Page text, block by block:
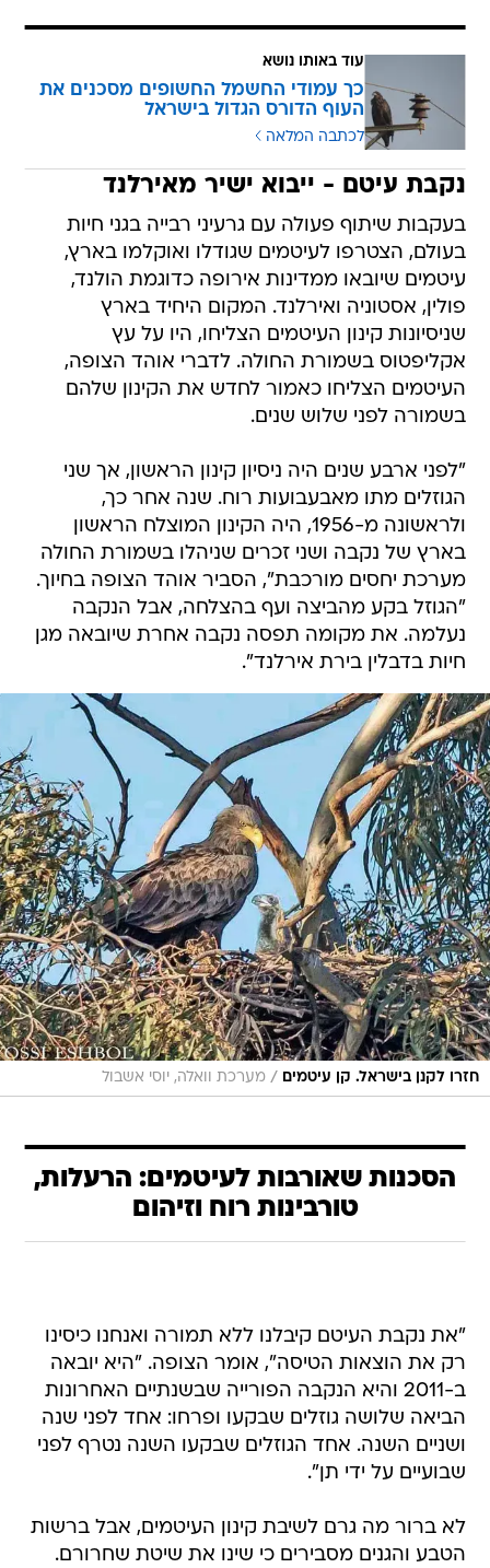
עוד באותו נושא
כך עמודי החשמל החשופים מסכנים את
העוף הדורס הגדול בישראל
לכתבה המלאה
נקבת עיטם - ייבוא ישיר מאירלנד
בעקבות שיתוף פעולה עם גרעיני רבייה בגני חיות
בעולם, הצטרפו לעיטמים שגודלו ואוקלמו בארץ,
עיטמים שיובאו ממדינות אירופה כדוגמת הולנד,
פולין, אסטוניה ואירלנד. המקום היחיד בארץ
שניסיונות קינון העיטמים הצליחו, היו על עץ
אקליפטוס בשמורת החולה. לדברי אוהד הצופה,
העיטמים הצליחו כאמור לחדש את הקינון שלהם
בשמורה לפני שלוש שנים.
"לפני ארבע שנים היה ניסיון קינון הראשון, אך שני
הגוזלים מתו מאבעבועות רוח. שנה אחר כך,
ולראשונה מ-1956, היה הקינון המוצלח הראשון
בארץ של נקבה ושני זכרים שניהלו בשמורת החולה
מערכת יחסים מורכבת", הסביר אוהד הצופה בחיוך.
"הגוזל בקע מהביצה ועף בהצלחה, אבל הנקבה
נעלמה. את מקומה תפסה נקבה אחרת שיובאה מגן
חיות בדבלין בירת אירלנד".
חזרו לקנן בישראל. קן עיטמים / מערכת וואלה, יוסי אשבול
הסכנות שאורבות לעיטמים: הרעלות,
טורבינות רוח וזיהום
"את נקבת העיטם קיבלנו ללא תמורה ואנחנו כיסינו
רק את הוצאות הטיסה", אומר הצופה. "היא יובאה
ב-2011 והיא הנקבה הפורייה שבשנתיים האחרונות
הביאה שלושה גוזלים שבקעו ופרחו: אחד לפני שנה
ושניים השנה. אחד הגוזלים שבקעו השנה נטרף לפני
שבועיים על ידי תן".
לא ברור מה גרם לשיבת קינון העיטמים, אבל ברשות
הטבע והגנים מסבירים כי שינו את שיטת שחרורם.